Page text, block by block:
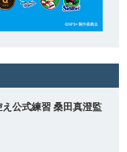
公式練習 桑田真澄監